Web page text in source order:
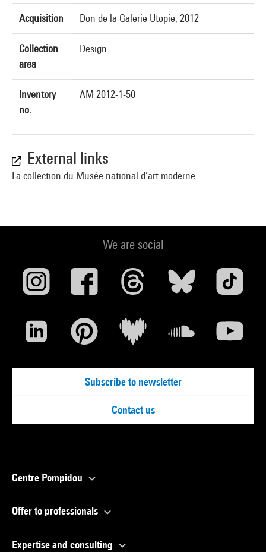
Acquisition Don de la Galerie Utopie, 2012
Collection
area
Design
Inventory
no.
AM 2012-1-50
External links
La collection du Musée national d’art moderne
We are social
Subscribe to newsletter
Contact us
Centre Pompidou
Offer to professionals
Expertise and consulting